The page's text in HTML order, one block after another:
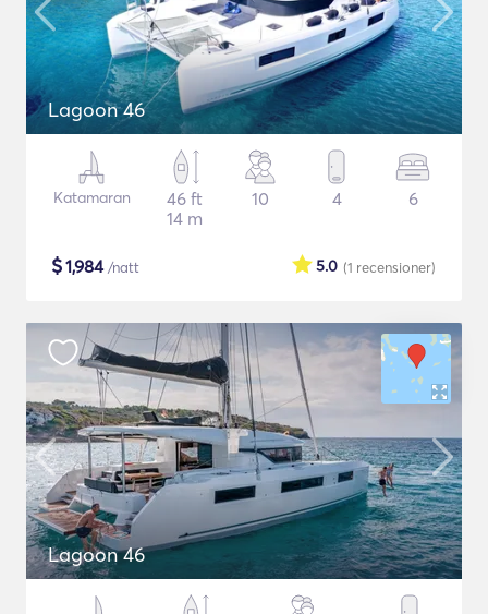
Lagoon 46
Katamaran
46 ft
14 m
10 4 6
$1,984/natt (1 recensioner)
5.0
Lagoon 46